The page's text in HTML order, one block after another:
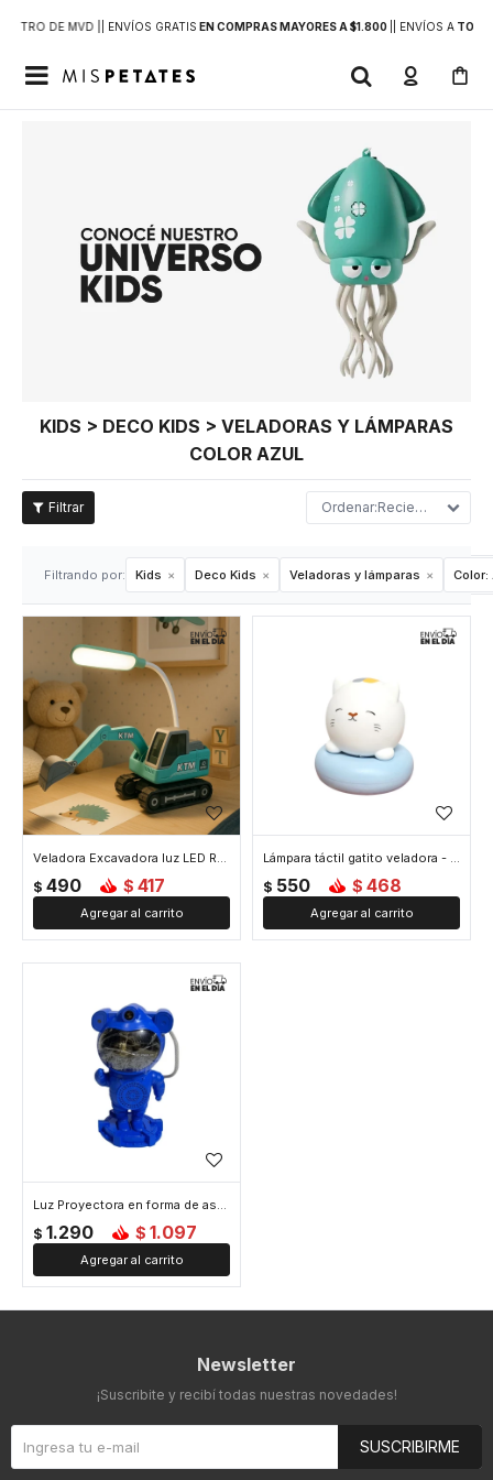
DE MVD | | ENVÍOS GRATIS EN COMPRAS MAYORES A $1.800 | ENVÍOS ATODO

KIDS > DECO KIDS > VELADORAS Y LÁMPARAS
COLOR AZUL
Recientes
Filtrando por: Kids Deco Kids Veladoras y lámparas Color:
Veladora Excavadora luz LED Recargable - Azul
$ 490 $ 417
Lámpara táctil gatito veladora - Azul
$ 550 $ 468
Luz Proyectora en forma de astronauta - Azul
$ 1.290 $ 1.097
Newsletter
¡Suscribite y recibí todas nuestras novedades!
SUSCRIBIRME